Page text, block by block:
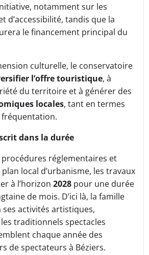
notamment sur les
d’accessibilité, tandis que la
le financement principal du
culturelle, le conservatoire
l’offre touristique, à
du territoire et à générer des
locales, tant en termes
fréquentation.
dans la durée
procédures réglementaires et
local d’urbanisme, les travaux
à l’horizon 2028 pour une durée
de mois. D’ici là, la famille
activités artistiques,
traditionnels spectacles
chaque année des
de spectateurs à Béziers.